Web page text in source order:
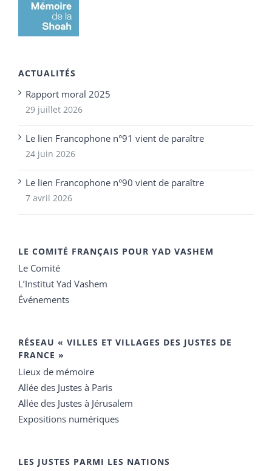
ACTUALITÉS
Rapport moral 2025
29 juillet 2026
Le lien Francophone n°91 vient de paraître
24 juin 2026
Le lien Francophone n°90 vient de paraître
7 avril 2026
LE COMITÉ FRANÇAIS POUR YAD VASHEM
Le Comité
L’Institut Yad Vashem
Événements
RÉSEAU « VILLES ET VILLAGES DES JUSTES DE
FRANCE »
Lieux de mémoire
Allée des Justes à Paris
Allée des Justes à Jérusalem
Expositions numériques
LES JUSTES PARMI LES NATIONS